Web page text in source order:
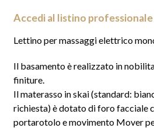
Accedi al listino professionale
Lettino per massaggi elettrico
Il basamento è realizzato in
finiture.
Il materasso in skai (standard:
richiesta) è dotato di foro facciale
portarotolo e movimento Mover